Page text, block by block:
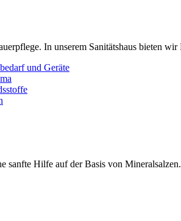
In unserem Sanitätshaus bieten
und Geräte
sanfte Hilfe auf der Basis von